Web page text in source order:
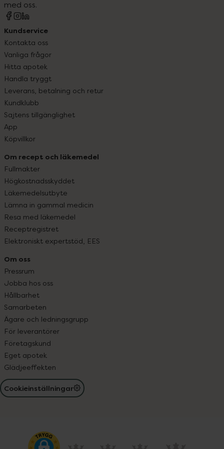
med oss.
Kundservice
Kontakta oss
Vanliga frågor
Hitta apotek
Handla tryggt
Leverans, betalning och retur
Kundklubb
Sajtens tillgänglighet
App
Köpvillkor
Om recept och läkemedel
Fullmakter
Högkostnadsskyddet
Läkemedelsutbyte
Lämna in gammal medicin
Resa med läkemedel
Receptregistret
Elektroniskt expertstöd, EES
Om oss
Pressrum
Jobba hos oss
Hållbarhet
Samarbeten
Ägare och ledningsgrupp
För leverantörer
Företagskund
Eget apotek
Glädjeeffekten
Cookieinställningar